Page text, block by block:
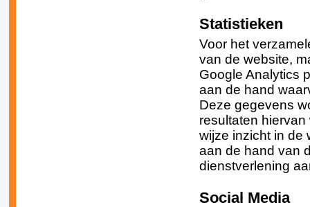
Statistieken
Voor het
van de website,
Google Analytics
aan de hand
Deze gegevens
resultaten
wijze inzicht in de
aan de hand van
dienstverlening
Social Media